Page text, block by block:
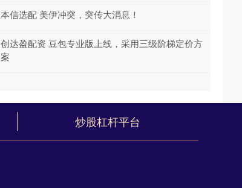
本信选配 美伊冲突，突传大消息！
创达盈配资 豆包专业版上线，采用三级阶梯定价方
案
炒股杠杆平台